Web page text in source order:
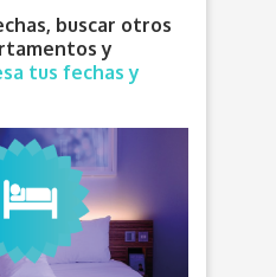
buscar otros
y
tus fechas y